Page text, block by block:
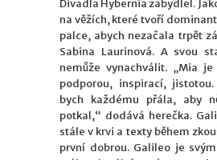
Divadla Hybernia zabydlel.
na věžích, které tvoří
palce, abych nezačala trpět
Sabina Laurinová. A svou
nemůže vynachválit. „Mia
podporou, inspirací,
bych každému přála, aby
potkal,“ dodává herečka.
stále v krvi a texty během
první dobrou. Galileo je